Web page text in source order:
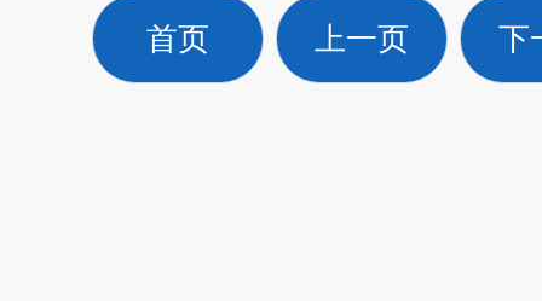
首页 上一页 下